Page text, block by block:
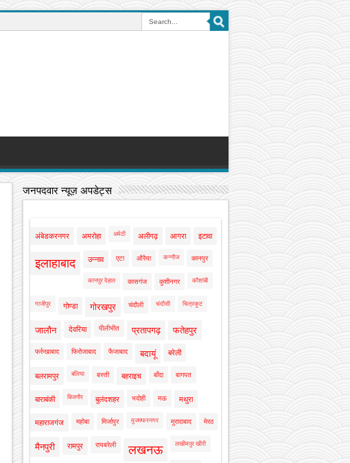
जनपदवार न्यूज़ अपडेट्स
अंबेडकरनगर अमरोहा अमेठी अलीगढ़ आगरा इटावा
इलाहाबाद उन्नाव एटा औरैया कन्नौज कानपुर
कानपुर देहात कासगंज कुशीनगर कौशांबी
गाजीपुर गोण्डा गोरखपुर चंदौली चंदौसी चित्रकूट
जालौन देवरिया पीलीभीत प्रतापगढ़ फतेहपुर
फर्रुखाबाद फिरोजाबाद फैजाबाद बदायूं बरेली
बलरामपुर बलिया बस्ती बहराइच बाँदा बागपत
बाराबंकी बिजनौर बुलंदशहर भदोही मऊ मथुरा
महाराजगंज महोबा मिर्जापुर मुजफ्फरनगर मुरादाबाद मेरठ
मैनपुरी रामपुर रायबरेली लखनऊ लखीमपुर खीरी